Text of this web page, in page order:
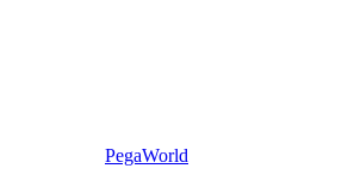
PegaWorld